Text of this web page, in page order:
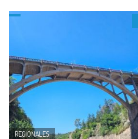
REGIONALES